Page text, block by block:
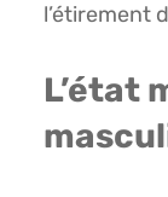
l’étirement
L’état